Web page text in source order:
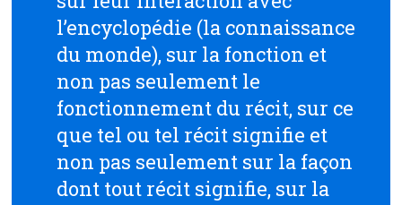
l’encyclopédie (la connaissance
du monde), sur la fonction et
non pas seulement le
fonctionnement du récit, sur ce
que tel ou tel récit signifie et
non pas seulement sur la façon
dont tout récit signifie, sur la